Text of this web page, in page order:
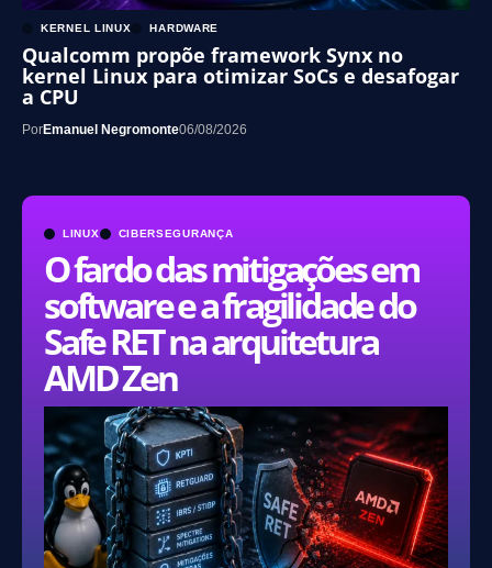
LINUX CIBERSEGURANÇA
O fardo das mitigações em
software e a fragilidade do
Safe RET na arquitetura
AMD Zen
KERNEL LINUX HARDWARE
Qualcomm propõe framework Synx no
kernel Linux para otimizar SoCs e desafogar
a CPU
PorEmanuel Negromonte06/08/2026